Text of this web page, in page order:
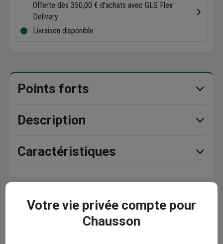
Offerte dès 350,00 € d'achats avec GLS Flex
Delivery
Livraison disponible
Points forts
Description
Caractéristiques
En complément
Votre vie privée compte pour
Chausson